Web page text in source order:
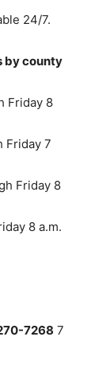
24/7.
by county
Friday 8
Friday 7
Friday 8
8 a.m.
7268 7